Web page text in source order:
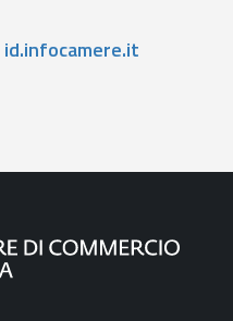
id.infocamere.it